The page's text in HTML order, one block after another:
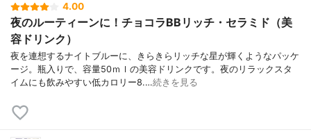
4.00
夜のルーティーンに！チョコラBBリッチ・セラミド（美
容ドリンク）
夜を連想するナイトブルーに、きらきらリッチな星が輝くようなパッケ
ージ。瓶入りで、容量50ｍｌの美容ドリンクです。夜のリラックスタ
イムにも飲みやすい低カロリー8.…続きを見る